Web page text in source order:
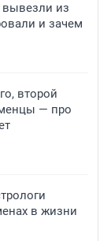
из
и зачем
второй
— про
в жизни